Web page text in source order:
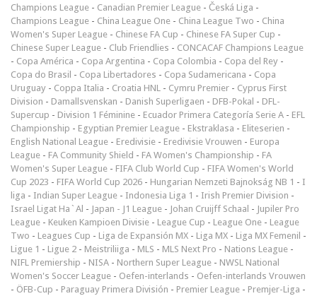
Champions League - Canadian Premier League - Česká Liga -
Champions League - China League One - China League Two - China
Women's Super League - Chinese FA Cup - Chinese FA Super Cup -
Chinese Super League - Club Friendlies - CONCACAF Champions League
- Copa América - Copa Argentina - Copa Colombia - Copa del Rey -
Copa do Brasil - Copa Libertadores - Copa Sudamericana - Copa
Uruguay - Coppa Italia - Croatia HNL - Cymru Premier - Cyprus First
Division - Damallsvenskan - Danish Superligaen - DFB-Pokal - DFL-
Supercup - Division 1 Féminine - Ecuador Primera Categoría Serie A - EFL
Championship - Egyptian Premier League - Ekstraklasa - Eliteserien -
English National League - Eredivisie - Eredivisie Vrouwen - Europa
League - FA Community Shield - FA Women's Championship - FA
Women's Super League - FIFA Club World Cup - FIFA Women's World
Cup 2023 - FIFA World Cup 2026 - Hungarian Nemzeti Bajnokság NB 1 - I
liga - Indian Super League - Indonesia Liga 1 - Irish Premier Division -
Israel Ligat Ha`Al - Japan - J1 League - Johan Cruijff Schaal - Jupiler Pro
League - Keuken Kampioen Divisie - League Cup - League One - League
Two - Leagues Cup - Liga de Expansión MX - Liga MX - Liga MX Femenil -
Ligue 1 - Ligue 2 - Meistriliiga - MLS - MLS Next Pro - Nations League -
NIFL Premiership - NISA - Northern Super League - NWSL National
Women's Soccer League - Oefen-interlands - Oefen-interlands Vrouwen
- ÖFB-Cup - Paraguay Primera División - Premier League - Premjer-Liga -